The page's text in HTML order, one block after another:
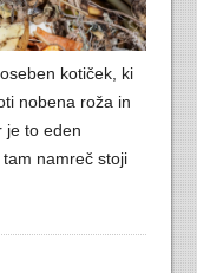
kotiček, ki
nobena roža in
je to eden
namreč stoji